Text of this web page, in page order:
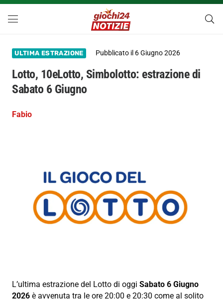
ULTIMA ESTRAZIONE Pubblicato il 6 Giugno 2026
Lotto, 10eLotto, Simbolotto: estrazione di
Sabato 6 Giugno
Fabio
L’ultima estrazione del Lotto di oggi Sabato 6 Giugno
2026 è avvenuta tra le ore 20:00 e 20:30 come al solito